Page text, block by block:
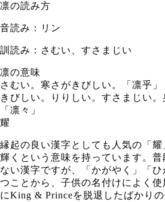
凛の読み方
音読み：リン
訓読み：さむい、すさまじい
凛の意味
さむい。寒さがきびしい。「凛乎」
きびしい。りりしい。すさまじい。
「凛々」
耀
縁起の良い漢字としても人気の「耀
輝くという意味を持っています。
ない漢字ですが、「かがやく」「
つことから、子供の名付けによく使
にKing & Princeを脱退したばかり